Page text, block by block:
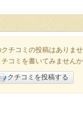
チコミの投稿はありませ
コミを書いてみませんか
クチコミを投稿する